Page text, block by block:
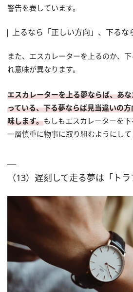
警告を表しています。
上るなら「正しい方向」、下るな
また、エスカレーターを上るのか、
れ意味が異なります。
エスカレーターを上る夢ならば、あ
っている、下る夢ならば見当違いの
味します。もしもエスカレーターを
一層慎重に物事に取り組むようにして
（13）遅刻して走る夢は「トラ